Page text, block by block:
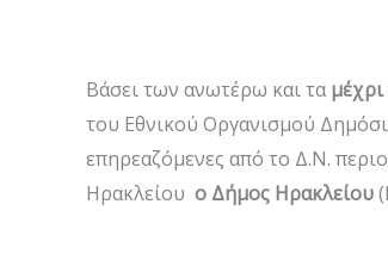
Βάσει των ανωτέρω και τα
του Εθνικού Οργανισμού
επηρεαζόμενες από το Δ.Ν.
Ηρακλείου ο Δήμος Ηρακλείου